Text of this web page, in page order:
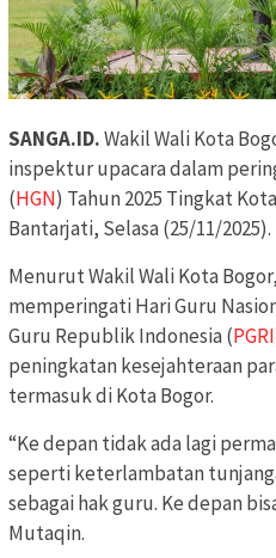
SANGA.ID.Wakil Wali Kota
inspektur upacara dalam
(HGN) Tahun 2025 Tingkat
Bantarjati, Selasa (25/11/2025).
Menurut Wakil Wali Kota
memperingati Hari Guru
Guru Republik Indonesia (
peningkatan kesejahteraan
termasuk di Kota Bogor.
“Ke depan tidak ada lagi
seperti keterlambatan
sebagai hak guru. Ke depan
Mutaqin.